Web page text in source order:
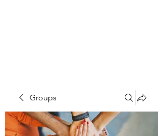
Groups